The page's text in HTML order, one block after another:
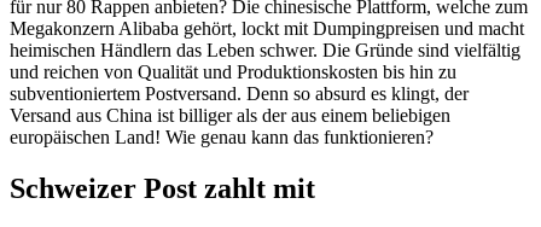
für nur 80 Rappen anbieten? Die chinesische Plattform, welche zum
Megakonzern Alibaba gehört, lockt mit Dumpingpreisen und macht
heimischen Händlern das Leben schwer. Die Gründe sind vielfältig
und reichen von Qualität und Produktionskosten bis hin zu
subventioniertem Postversand. Denn so absurd es klingt, der
Versand aus China ist billiger als der aus einem beliebigen
europäischen Land! Wie genau kann das funktionieren?
Schweizer Post zahlt mit